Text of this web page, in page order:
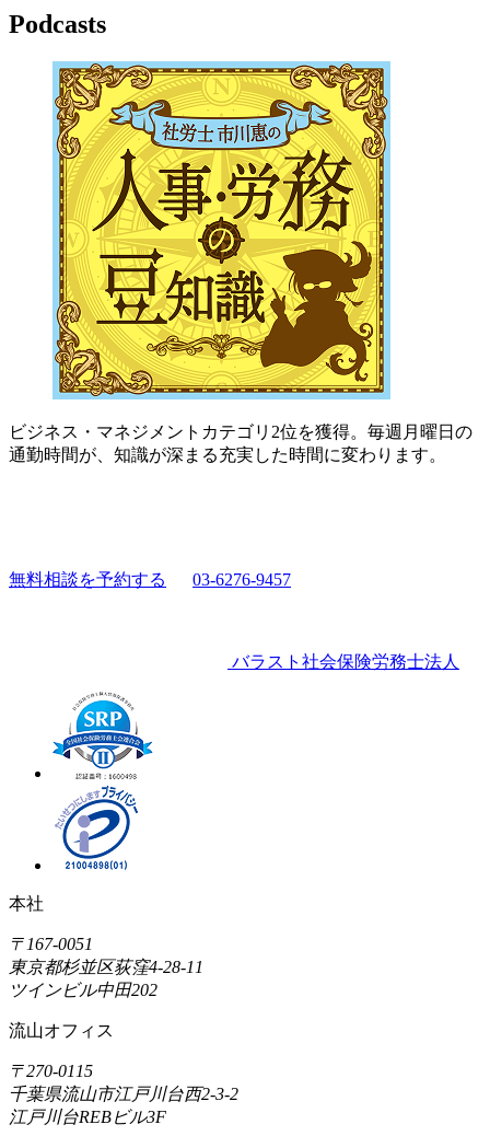
Podcasts
ビジネス・マネジメントカテゴリ2位を獲得。毎週月曜日の
通勤時間が、知識が深まる充実した時間に変わります。
無料相談を予約する 03-6276-9457
バラスト社会保険労務士法人
本社
〒167-0051
東京都杉並区荻窪4-28-11
ツインビル中田202
流山オフィス
〒270-0115
千葉県流山市江戸川台西2-3-2
江戸川台REBビル3F